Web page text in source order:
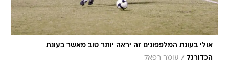
אולי בעונת המלפפונים זה יראה יותר טוב מאשר בעונת
הכדורגל / עומר רפאל